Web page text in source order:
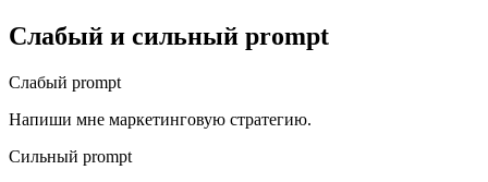
Слабый и сильный prompt
Слабый prompt
Напиши мне маркетинговую стратегию.
Сильный prompt